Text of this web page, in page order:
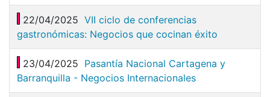
22/04/2025 VII ciclo de conferencias
gastronómicas: Negocios que cocinan éxito
23/04/2025 Pasantía Nacional Cartagena y
Barranquilla - Negocios Internacionales